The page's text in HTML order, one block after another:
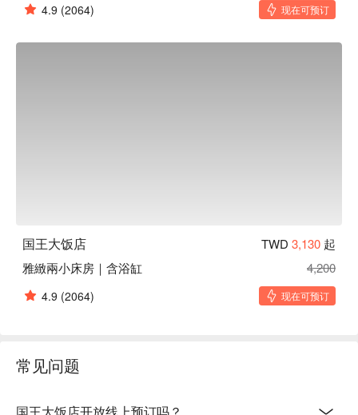
4.9 (2064) 现在可预订
国王大饭店 TWD 3,130 起
雅緻兩小床房｜含浴缸
4,200
4.9 (2064) 现在可预订
常见问题